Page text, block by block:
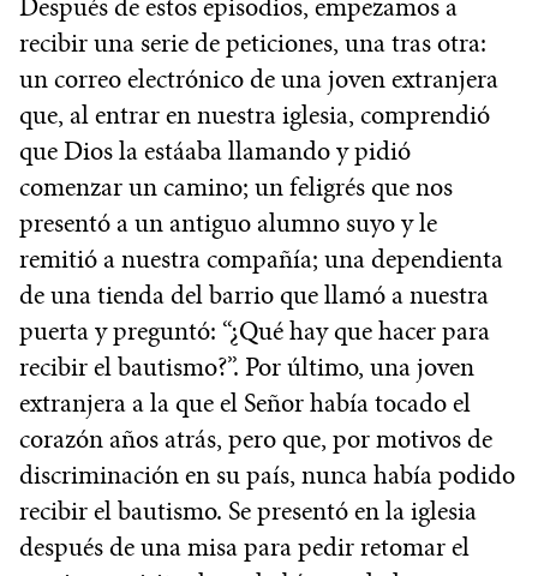
Después de estos episodios, empezamos a
recibir una serie de peticiones, una tras otra:
un correo electrónico de una joven extranjera
que, al entrar en nuestra iglesia, comprendió
que Dios la estáaba llamando y pidió
comenzar un camino; un feligrés que nos
presentó a un antiguo alumno suyo y le
remitió a nuestra compañía; una dependienta
de una tienda del barrio que llamó a nuestra
puerta y preguntó: “¿Qué hay que hacer para
recibir el bautismo?”. Por último, una joven
extranjera a la que el Señor había tocado el
corazón años atrás, pero que, por motivos de
discriminación en su país, nunca había podido
recibir el bautismo. Se presentó en la iglesia
después de una misa para pedir retomar el